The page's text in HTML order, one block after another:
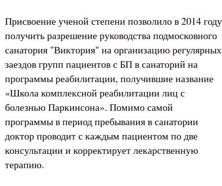
Присвоение ученой степени позволило в 2014 году
получить разрешение руководства подмосковного
санатория "Виктория" на организацию регулярных
заездов групп пациентов с БП в санаторий на
программы реабилитации, получившие название
«Школа комплексной реабилитации лиц с
болезнью Паркинсона». Помимо самой
программы в период пребывания в санатории
доктор проводит с каждым пациентом по две
консультации и корректирует лекарственную
терапию.